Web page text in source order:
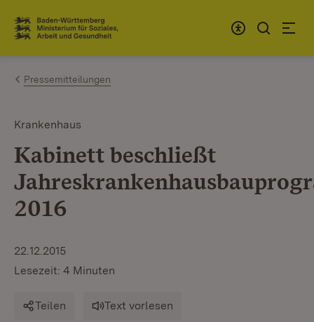
Zum Inhalt springen
Link zur Startseite
Pressemitteilungen
Krankenhaus
Kabinett beschließt
2016
22.12.2015
Lesezeit: 4 Minuten
Teilen Text vorlesen